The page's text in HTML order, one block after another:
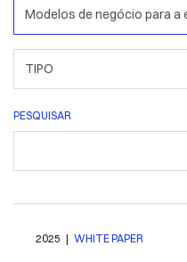
PESQUISAR
2025 | WHITE PAPER